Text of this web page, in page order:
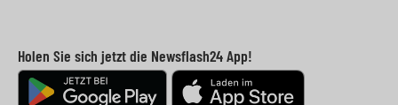
Holen Sie sich jetzt die Newsflash24 App!